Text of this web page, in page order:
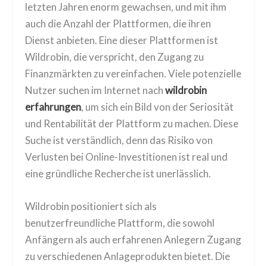
letzten Jahren enorm gewachsen, und mit ihm
auch die Anzahl der Plattformen, die ihren
Dienst anbieten. Eine dieser Plattformen ist
Wildrobin, die verspricht, den Zugang zu
Finanzmärkten zu vereinfachen. Viele potenzielle
Nutzer suchen im Internet nachwildrobin
erfahrungen, um sich ein Bild von der Seriosität
und Rentabilität der Plattform zu machen. Diese
Suche ist verständlich, denn das Risiko von
Verlusten bei Online-Investitionen ist real und
eine gründliche Recherche ist unerlässlich.
Wildrobin positioniert sich als
benutzerfreundliche Plattform, die sowohl
Anfängern als auch erfahrenen Anlegern Zugang
zu verschiedenen Anlageprodukten bietet. Die